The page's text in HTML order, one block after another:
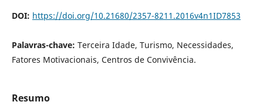
DOI: https://doi.org/10.21680/2357-8211.2016v4n1ID7853
Palavras-chave: Terceira Idade, Turismo, Necessidades,
Fatores Motivacionais, Centros de Convivência.
Resumo